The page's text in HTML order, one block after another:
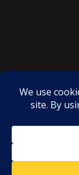
Proudly